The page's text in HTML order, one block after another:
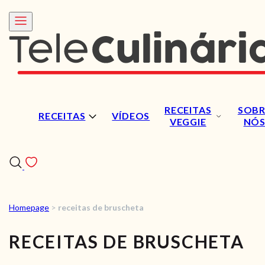
RECEITAS VÍDEOS
RECEITAS
VEGGIE
NÓS
RECEITAS
VÍDEOS
Homepage > receitas de bruscheta
RECEITAS DE BRUSCHETA